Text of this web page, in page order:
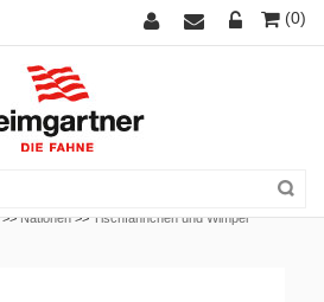
(0)
>>Nationen >>Tischfähnchen und Wimpel